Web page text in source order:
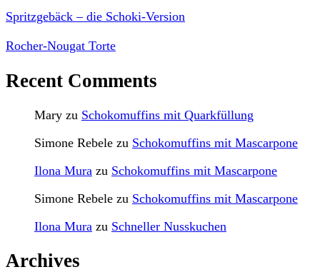
Spritzgebäck – die Schoki-Version
Rocher-Nougat Torte
Recent Comments
Mary zu Schokomuffins mit Quarkfüllung
Simone Rebele zu Schokomuffins mit Mascarpone
Ilona Mura zu Schokomuffins mit Mascarpone
Simone Rebele zu Schokomuffins mit Mascarpone
Ilona Mura zu Schneller Nusskuchen
Archives